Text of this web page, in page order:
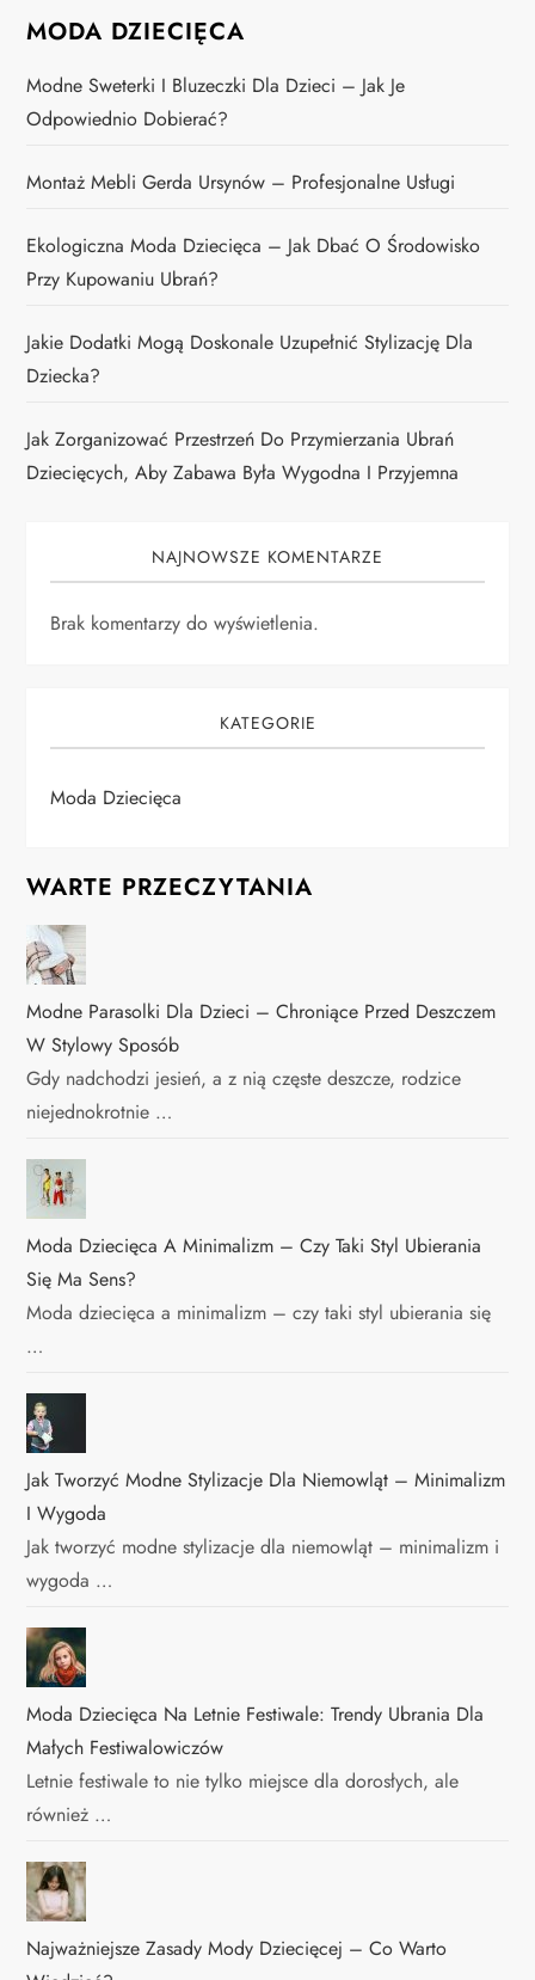
MODA DZIECIĘCA
Modne Sweterki I Bluzeczki Dla Dzieci – Jak Je
Odpowiednio Dobierać?
Montaż Mebli Gerda Ursynów – Profesjonalne Usługi
Ekologiczna Moda Dziecięca – Jak Dbać O Środowisko
Przy Kupowaniu Ubrań?
Jakie Dodatki Mogą Doskonale Uzupełnić Stylizację Dla
Dziecka?
Jak Zorganizować Przestrzeń Do Przymierzania Ubrań
Dziecięcych, Aby Zabawa Była Wygodna I Przyjemna
NAJNOWSZE KOMENTARZE
Brak komentarzy do wyświetlenia.
KATEGORIE
Moda Dziecięca
WARTE PRZECZYTANIA
Modne Parasolki Dla Dzieci – Chroniące Przed Deszczem
W Stylowy Sposób
Gdy nadchodzi jesień, a z nią częste deszcze, rodzice
niejednokrotnie …
Moda Dziecięca A Minimalizm – Czy Taki Styl Ubierania
Się Ma Sens?
Moda dziecięca a minimalizm – czy taki styl ubierania się
…
Jak Tworzyć Modne Stylizacje Dla Niemowląt – Minimalizm
I Wygoda
Jak tworzyć modne stylizacje dla niemowląt – minimalizm i
wygoda …
Moda Dziecięca Na Letnie Festiwale: Trendy Ubrania Dla
Małych Festiwalowiczów
Letnie festiwale to nie tylko miejsce dla dorosłych, ale
również …
Najważniejsze Zasady Mody Dziecięcej – Co Warto